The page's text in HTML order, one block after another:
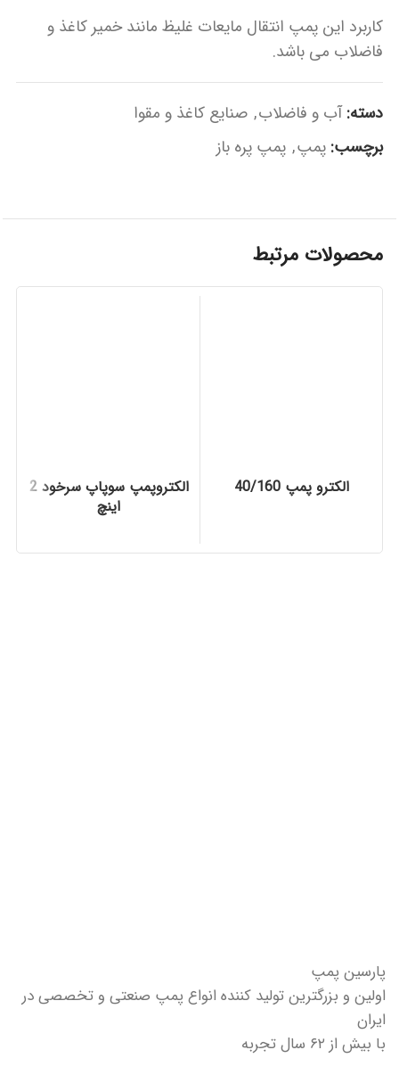
کاربرد این پمپ انتقال مایعات غلیظ مانند خمیر کاغذ و
فاضلاب می باشد.
دسته: آب و فاضلاب, صنایع کاغذ و مقوا
برچسب: پمپ, پمپ پره باز
محصولات مرتبط
الکترو پمپ 40/160
الکتروپمپ سوپاپ سرخود 2
اینچ
پارسین پمپ
اولین و بزرگترین تولید کننده انواع پمپ صنعتی و تخصصی در
ایران
با بیش از ۶۲ سال تجربه